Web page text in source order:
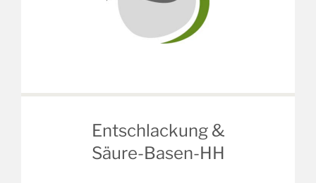
Entschlackung &
Säure-Basen-HH